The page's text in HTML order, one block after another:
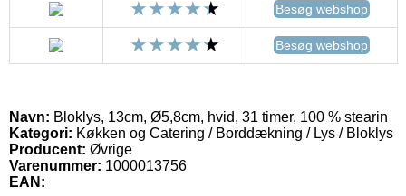
Besøg webshop
Besøg webshop
Navn: Bloklys, 13cm, Ø5,8cm, hvid, 31 timer, 100 % stearin
Kategori: Køkken og Catering / Borddækning / Lys / Bloklys
Producent: Øvrige
Varenummer: 1000013756
EAN: